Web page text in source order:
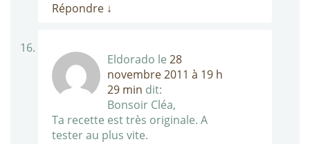
Répondre ↓
Eldorado le 28
novembre 2011 à 19 h
29 min dit:
Bonsoir Cléa,
Ta recette est très originale. A
tester au plus vite.